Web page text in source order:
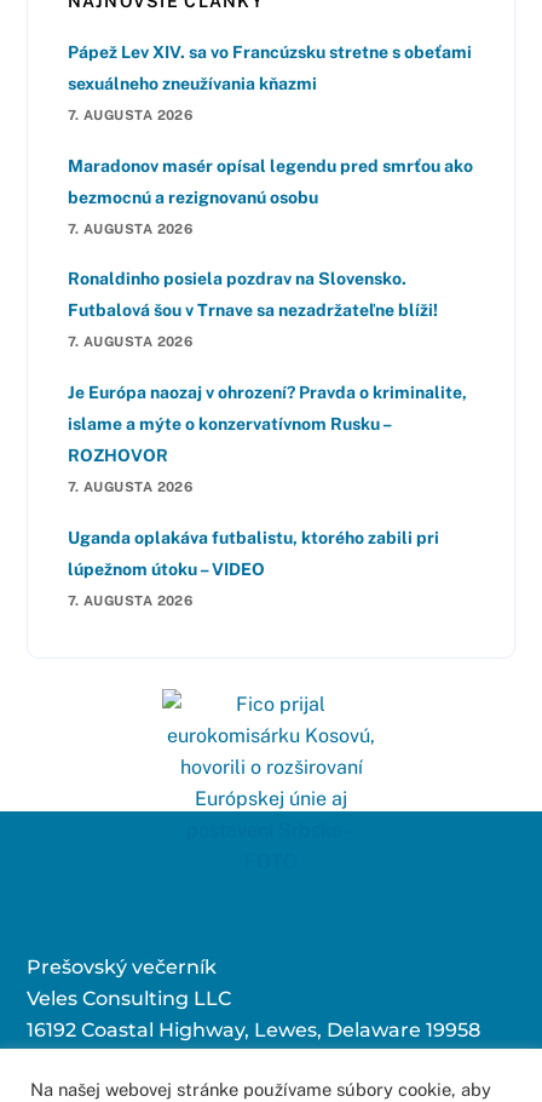
Pápež Lev XIV. sa vo Francúzsku stretne s obeťami
sexuálneho zneužívania kňazmi
7. AUGUSTA 2026
Maradonov masér opísal legendu pred smrťou ako
bezmocnú a rezignovanú osobu
7. AUGUSTA 2026
Ronaldinho posiela pozdrav na Slovensko.
Futbalová šou v Trnave sa nezadržateľne blíži!
7. AUGUSTA 2026
Je Európa naozaj v ohrození? Pravda o kriminalite,
islame a mýte o konzervatívnom Rusku –
ROZHOVOR
7. AUGUSTA 2026
Uganda oplakáva futbalistu, ktorého zabili pri
lúpežnom útoku – VIDEO
7. AUGUSTA 2026
Prešovský večerník
Veles Consulting LLC
16192 Coastal Highway, Lewes, Delaware 19958
Na našej webovej stránke používame súbory cookie, aby